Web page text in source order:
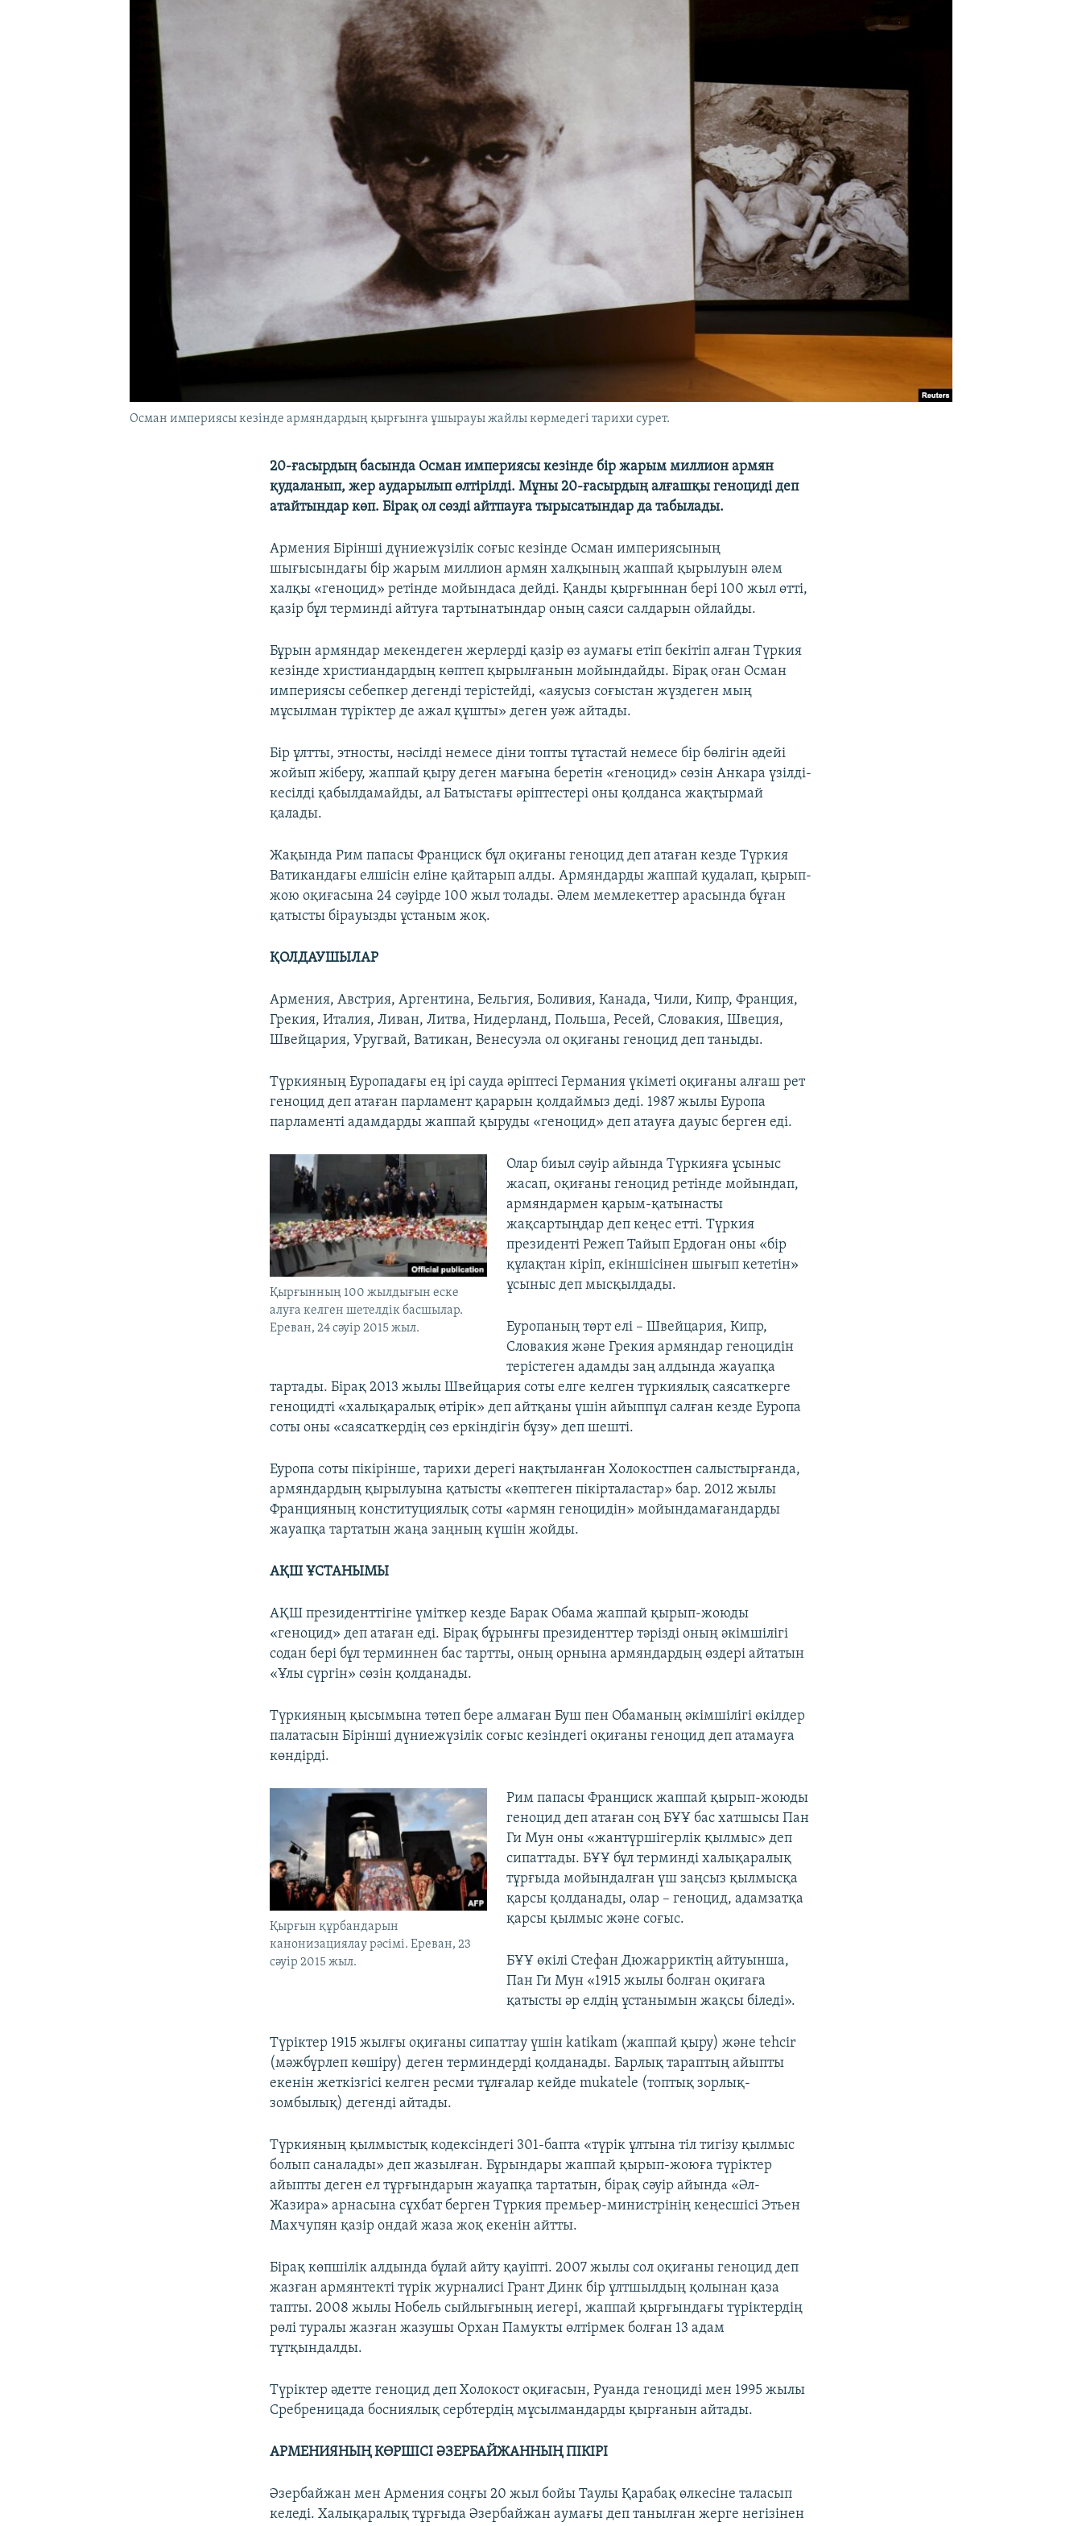
Осман империясы кезінде армяндардың қырғынға ұшырауы жайлы көрмедегі тарихи сурет.
20-ғасырдың басында Осман империясы кезінде бір жарым миллион армян
қудаланып, жер аударылып өлтірілді. Мұны 20-ғасырдың алғашқы геноциді деп
атайтындар көп. Бірақ ол сөзді айтпауға тырысатындар да табылады.
Армения Бірінші дүниежүзілік соғыс кезінде Осман империясының
шығысындағы бір жарым миллион армян халқының жаппай қырылуын әлем
халқы «геноцид» ретінде мойындаса дейді. Қанды қырғыннан бері 100 жыл өтті,
қазір бұл терминді айтуға тартынатындар оның саяси салдарын ойлайды.
Бұрын армяндар мекендеген жерлерді қазір өз аумағы етіп бекітіп алған Түркия
кезінде христиандардың көптеп қырылғанын мойындайды. Бірақ оған Осман
империясы себепкер дегенді терістейді, «аяусыз соғыстан жүздеген мың
мұсылман түріктер де ажал құшты» деген уәж айтады.
Бір ұлтты, этносты, нәсілді немесе діни топты тұтастай немесе бір бөлігін әдейі
жойып жіберу, жаппай қыру деген мағына беретін «геноцид» сөзін Анкара үзілді-
кесілді қабылдамайды, ал Батыстағы әріптестері оны қолданса жақтырмай
қалады.
Жақында Рим папасы Франциск бұл оқиғаны геноцид деп атаған кезде Түркия
Ватикандағы елшісін еліне қайтарып алды. Армяндарды жаппай қудалап, қырып-
жою оқиғасына 24 сәуірде 100 жыл толады. Әлем мемлекеттер арасында бұған
қатысты бірауызды ұстаным жоқ.
ҚОЛДАУШЫЛАР
Армения, Австрия, Аргентина, Бельгия, Боливия, Канада, Чили, Кипр, Франция,
Грекия, Италия, Ливан, Литва, Нидерланд, Польша, Ресей, Словакия, Швеция,
Швейцария, Уругвай, Ватикан, Венесуэла ол оқиғаны геноцид деп таныды.
Түркияның Еуропадағы ең ірі сауда әріптесі Германия үкіметі оқиғаны алғаш рет
геноцид деп атаған парламент қарарын қолдаймыз деді. 1987 жылы Еуропа
парламенті адамдарды жаппай қыруды «геноцид» деп атауға дауыс берген еді.
Қырғынның 100 жылдығын еске
алуға келген шетелдік басшылар.
Ереван, 24 сәуір 2015 жыл.
Олар биыл сәуір айында Түркияға ұсыныс
жасап, оқиғаны геноцид ретінде мойындап,
армяндармен қарым-қатынасты
жақсартыңдар деп кеңес етті. Түркия
президенті Режеп Тайып Ердоған оны «бір
құлақтан кіріп, екіншісінен шығып кететін»
ұсыныс деп мысқылдады.
Еуропаның төрт елі – Швейцария, Кипр,
Словакия және Грекия армяндар геноцидін
терістеген адамды заң алдында жауапқа
тартады. Бірақ 2013 жылы Швейцария соты елге келген түркиялық саясаткерге
геноцидті «халықаралық өтірік» деп айтқаны үшін айыппұл салған кезде Еуропа
соты оны «саясаткердің сөз еркіндігін бұзу» деп шешті.
Еуропа соты пікірінше, тарихи дерегі нақтыланған Холокостпен салыстырғанда,
армяндардың қырылуына қатысты «көптеген пікірталастар» бар. 2012 жылы
Францияның конституциялық соты «армян геноцидін» мойындамағандарды
жауапқа тартатын жаңа заңның күшін жойды.
АҚШ ҰСТАНЫМЫ
АҚШ президенттігіне үміткер кезде Барак Обама жаппай қырып-жоюды
«геноцид» деп атаған еді. Бірақ бұрынғы президенттер тәрізді оның әкімшілігі
содан бері бұл терминнен бас тартты, оның орнына армяндардың өздері айтатын
«Ұлы сүргін» сөзін қолданады.
Түркияның қысымына төтеп бере алмаған Буш пен Обаманың әкімшілігі өкілдер
палатасын Бірінші дүниежүзілік соғыс кезіндегі оқиғаны геноцид деп атамауға
көндірді.
Қырғын құрбандарын
канонизациялау рәсімі. Ереван, 23
сәуір 2015 жыл.
Рим папасы Франциск жаппай қырып-жоюды
геноцид деп атаған соң БҰҰ бас хатшысы Пан
Ги Мун оны «жантүршігерлік қылмыс» деп
сипаттады. БҰҰ бұл терминді халықаралық
тұрғыда мойындалған үш заңсыз қылмысқа
қарсы қолданады, олар – геноцид, адамзатқа
қарсы қылмыс және соғыс.
БҰҰ өкілі Стефан Дюжарриктің айтуынша,
Пан Ги Мун «1915 жылы болған оқиғаға
қатысты әр елдің ұстанымын жақсы біледі».
Түріктер 1915 жылғы оқиғаны сипаттау үшін katikam (жаппай қыру) және tehcir
(мәжбүрлеп көшіру) деген терминдерді қолданады. Барлық тараптың айыпты
екенін жеткізгісі келген ресми тұлғалар кейде mukatele (топтық зорлық-
зомбылық) дегенді айтады.
Түркияның қылмыстық кодексіндегі 301-бапта «түрік ұлтына тіл тигізу қылмыс
болып саналады» деп жазылған. Бұрындары жаппай қырып-жоюға түріктер
айыпты деген ел тұрғындарын жауапқа тартатын, бірақ сәуір айында «Әл-
Жазира» арнасына сұхбат берген Түркия премьер-министрінің кеңесшісі Этьен
Махчупян қазір ондай жаза жоқ екенін айтты.
Бірақ көпшілік алдында бұлай айту қауіпті. 2007 жылы сол оқиғаны геноцид деп
жазған армянтекті түрік журналисі Грант Динк бір ұлтшылдың қолынан қаза
тапты. 2008 жылы Нобель сыйлығының иегері, жаппай қырғындағы түріктердің
рөлі туралы жазған жазушы Орхан Памукты өлтірмек болған 13 адам
тұтқындалды.
Түріктер әдетте геноцид деп Холокост оқиғасын, Руанда геноциді мен 1995 жылы
Сребреницада босниялық сербтердің мұсылмандарды қырғанын айтады.
АРМЕНИЯНЫҢ КӨРШІСІ ӘЗЕРБАЙЖАННЫҢ ПІКІРІ
Әзербайжан мен Армения соңғы 20 жыл бойы Таулы Қарабақ өлкесіне таласып
келеді. Халықаралық тұрғыда Әзербайжан аумағы деп танылған жерге негізінен